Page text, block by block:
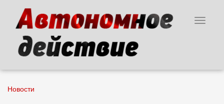
основному
содержанию
Toggle
Новости